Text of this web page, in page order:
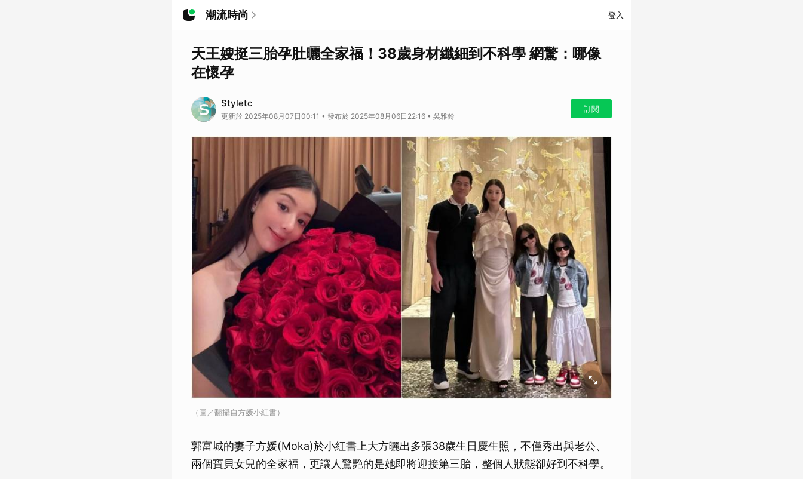
潮流時尚 登入
天王嫂挺三胎孕肚曬全家福！38歲身材纖細到不科學 網驚：哪像
在懷孕
Styletc
更新於 2025年08月07日00:11 • 發布於 2025年08月06日22:16 • 吳雅鈴
訂閱
（圖／翻攝自方媛小紅書）
郭富城的妻子方媛(Moka)於小紅書上大方曬出多張38歲生日慶生照，不僅秀出與老公、
兩個寶貝女兒的全家福，更讓人驚艷的是她即將迎接第三胎，整個人狀態卻好到不科學。